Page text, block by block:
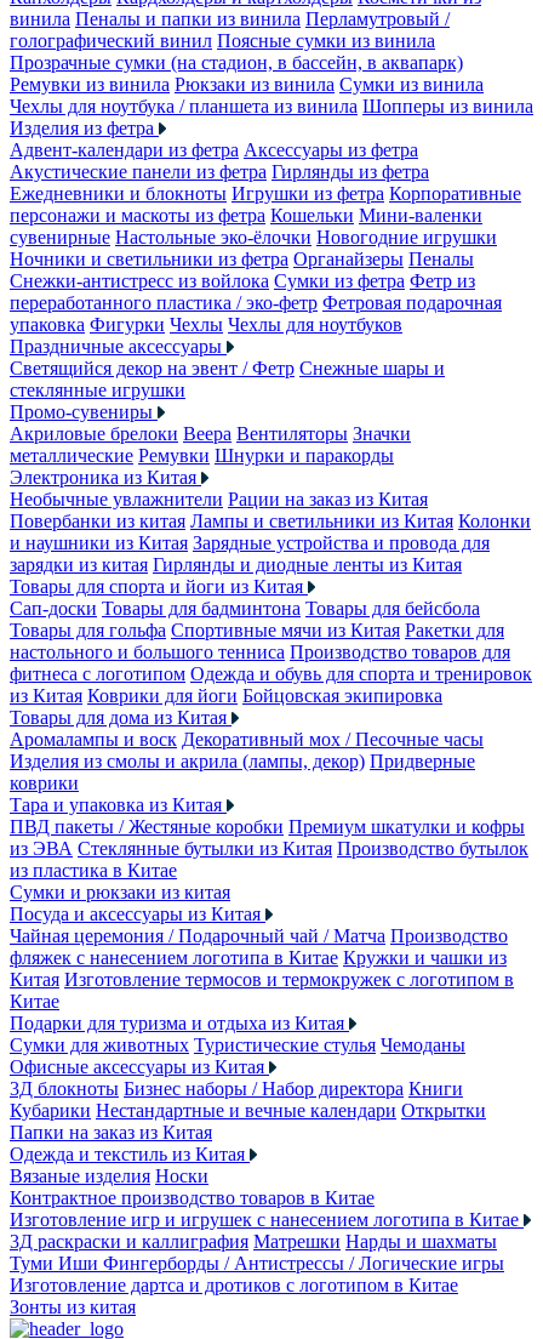
винила Пеналы и папки из винила Перламутровый /
голографический винил Поясные сумки из винила
Прозрачные сумки (на стадион, в бассейн, в аквапарк)
Ремувки из винила Рюкзаки из винила Сумки из винила
Чехлы для ноутбука / планшета из винила Шопперы из винила
Изделия из фетра
Адвент-календари из фетра Аксессуары из фетра
Акустические панели из фетра Гирлянды из фетра
Ежедневники и блокноты Игрушки из фетра Корпоративные
персонажи и маскоты из фетра Кошельки Мини-валенки
сувенирные Настольные эко-ёлочки Новогодние игрушки
Ночники и светильники из фетра Органайзеры Пеналы
Снежки-антистресс из войлока Сумки из фетра Фетр из
переработанного пластика / эко-фетр Фетровая подарочная
упаковка Фигурки Чехлы Чехлы для ноутбуков
Праздничные аксессуары
Светящийся декор на эвент / Фетр Снежные шары и
стеклянные игрушки
Промо-сувениры
Акриловые брелоки Веера Вентиляторы Значки
металлические Ремувки Шнурки и паракорды
Электроника из Китая
Необычные увлажнители Рации на заказ из Китая
Повербанки из китая Лампы и светильники из Китая Колонки
и наушники из Китая Зарядные устройства и провода для
зарядки из китая Гирлянды и диодные ленты из Китая
Товары для спорта и йоги из Китая
Сап-доски Товары для бадминтона Товары для бейсбола
Товары для гольфа Спортивные мячи из Китая Ракетки для
настольного и большого тенниса Производство товаров для
фитнеса с логотипом Одежда и обувь для спорта и тренировок
из Китая Коврики для йоги Бойцовская экипировка
Товары для дома из Китая
Аромалампы и воск Декоративный мох / Песочные часы
Изделия из смолы и акрила (лампы, декор) Придверные
коврики
Тара и упаковка из Китая
ПВД пакеты / Жестяные коробки Премиум шкатулки и кофры
из ЭВА Стеклянные бутылки из Китая Производство бутылок
из пластика в Китае
Сумки и рюкзаки из китая
Посуда и аксессуары из Китая
Чайная церемония / Подарочный чай / Матча Производство
фляжек с нанесением логотипа в Китае Кружки и чашки из
Китая Изготовление термосов и термокружек с логотипом в
Китае
Подарки для туризма и отдыха из Китая
Сумки для животных Туристические стулья Чемоданы
Офисные аксессуары из Китая
3Д блокноты Бизнес наборы / Набор директора Книги
Кубарики Нестандартные и вечные календари Открытки
Папки на заказ из Китая
Одежда и текстиль из Китая
Вязаные изделия Носки
Контрактное производство товаров в Китае
Изготовление игр и игрушек с нанесением логотипа в Китае
3Д раскраски и каллиграфия Матрешки Нарды и шахматы
Туми Иши Фингерборды / Антистрессы / Логические игры
Изготовление дартса и дротиков с логотипом в Китае
Зонты из китая